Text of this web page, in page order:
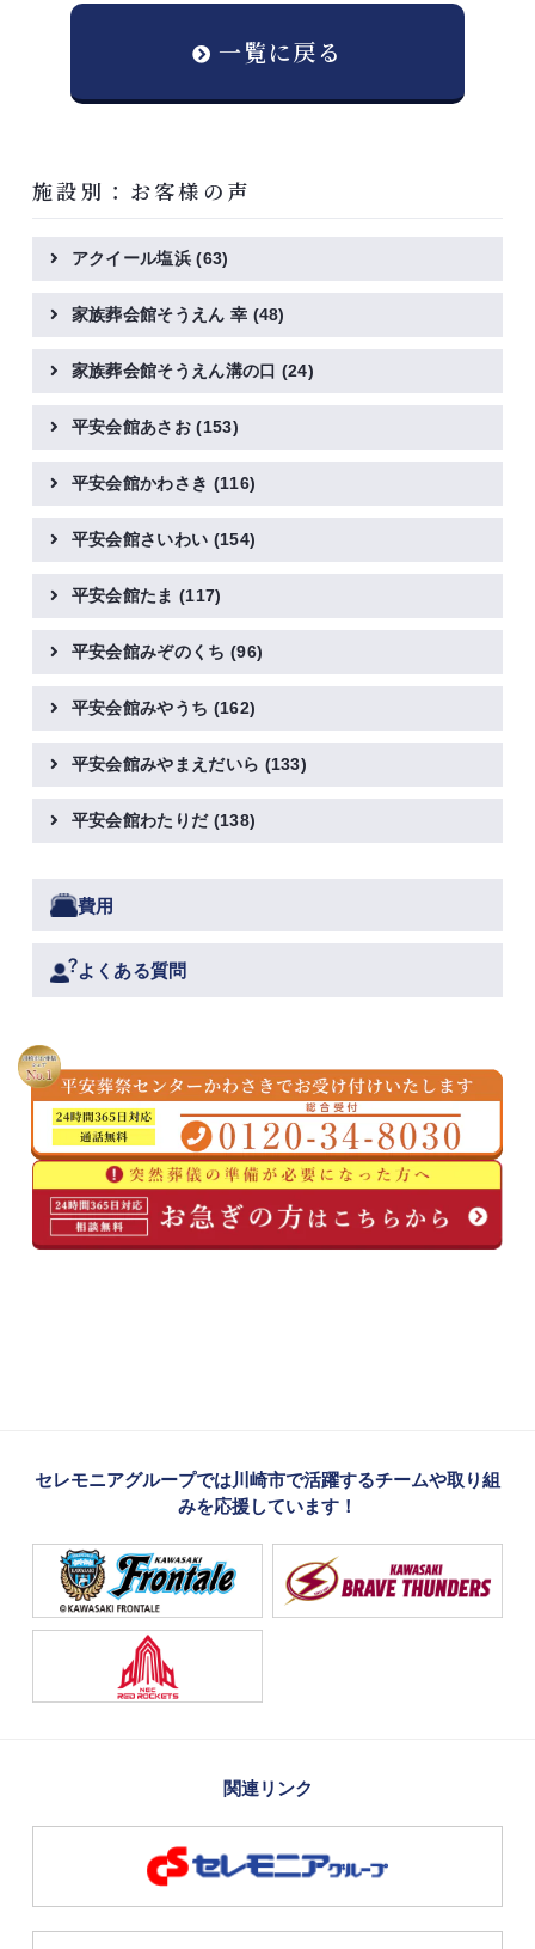
一覧に戻る
施設別：お客様の声
アクイール塩浜(63)
家族葬会館そうえん 幸 (48)
家族葬会館そうえん溝の口 (24)
平安会館あさお(153)
平安会館かわさき (116)
平安会館さいわい (154)
平安会館たま(117)
平安会館みぞのくち (96)
平安会館みやうち (162)
平安会館みやまえだいら (133)
平安会館わたりだ (138)
費用
よくある質問
セレモニアグループでは川崎市で活躍するチームや取り組
みを応援しています！
関連リンク